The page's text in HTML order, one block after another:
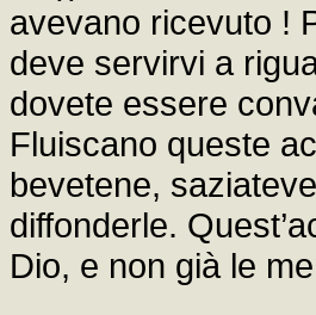
avevano ricevuto !
deve servirvi a
dovete essere
Fluiscano queste
bevetene,
diffonderle.
Dio, e non già le